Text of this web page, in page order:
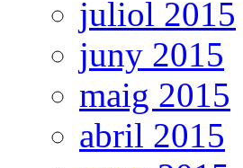
juliol 2015
juny 2015
maig 2015
abril 2015